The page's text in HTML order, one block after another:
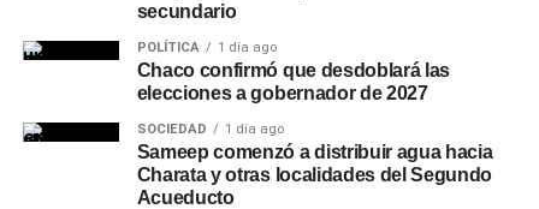
secundario
POLÍTICA 1 día ago
Chaco confirmó que desdoblará las
elecciones a gobernador de 2027
SOCIEDAD 1 día ago
Sameep comenzó a distribuir agua hacia
Charata y otras localidades del Segundo
Acueducto